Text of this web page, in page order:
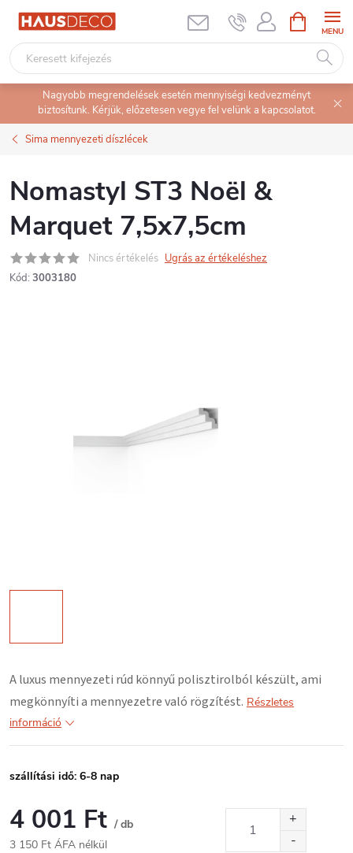
Ugrás
tartalomhoz
KOSÁR
Nagyobb megrendelések esetén mennyiségi kedvezményt
biztosítunk. Kérjük, előzetesen vegye fel velünk a kapcsolatot.
Sima mennyezeti díszlécek
Nomastyl ST3 Noël &
Marquet 7,5x7,5cm
Nincs értékelés Ugrás az értékeléshez
Kód: 3003180
A luxus mennyezeti rúd könnyű polisztirolból készült, ami
megkönnyíti a mennyezetre való rögzítést. Részletes
információ
szállítási idő: 6-8 nap
4 001 Ft / db
3 150 Ft ÁFA nélkül